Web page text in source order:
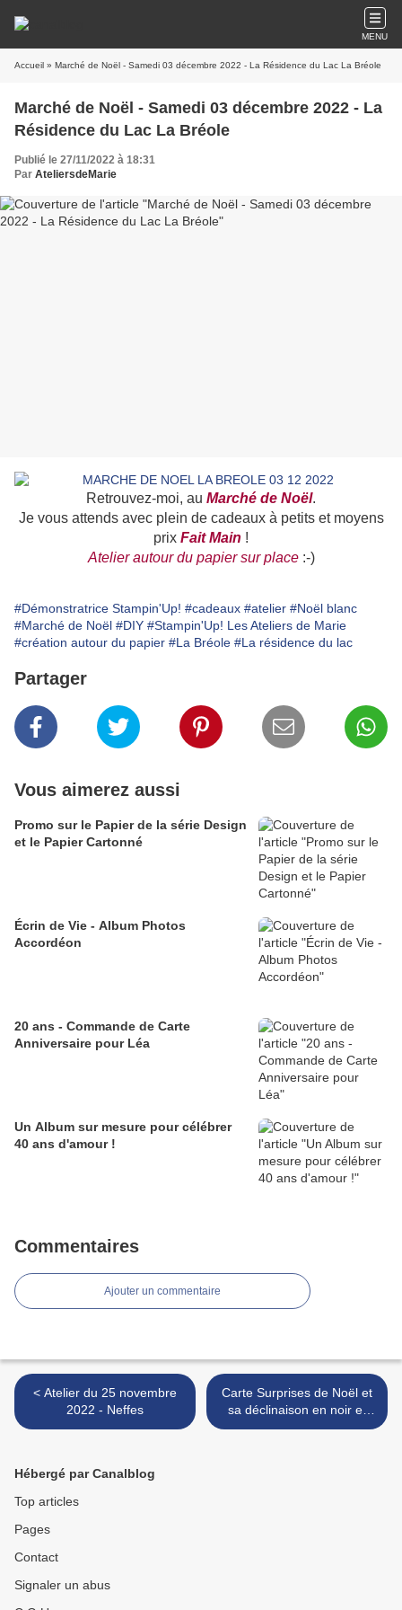
MENU
Accueil » Marché de Noël - Samedi 03 décembre 2022 - La Résidence du Lac La Bréole
Marché de Noël - Samedi 03 décembre 2022 - La
Résidence du Lac La Bréole
Publié le 27/11/2022 à 18:31
Par AteliersdeMarie
Retrouvez-moi, au Marché de Noël.
Je vous attends avec plein de cadeaux à petits et moyens
prix Fait Main !
Atelier autour du papier sur place:-)
#Démonstratrice Stampin'Up! #cadeaux #atelier #Noël blanc
#Marché de Noël #DIY #Stampin'Up! Les Ateliers de Marie
#création autour du papier #La Bréole #La résidence du lac
Partager
Vous aimerez aussi
Promo sur le Papier de la série Design
et le Papier Cartonné
Écrin de Vie - Album Photos
Accordéon
20 ans - Commande de Carte
Anniversaire pour Léa
Un Album sur mesure pour célébrer
40 ans d'amour !
Commentaires
Ajouter un commentaire
< Atelier du 25 novembre
2022 - Neffes
Carte Surprises de Noël et
sa déclinaison en noir et
gris >
Hébergé par Canalblog
Top articles
Pages
Contact
Signaler un abus